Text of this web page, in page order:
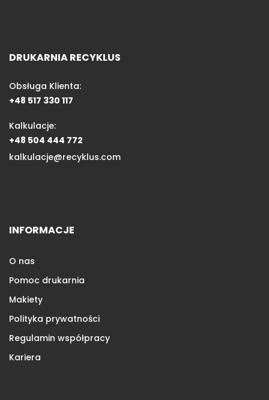
DRUKARNIA RECYKLUS
Obsługa Klienta:
+48 517 330 117
Kalkulacje:
+48 504 444 772
kalkulacje@recyklus.com
INFORMACJE
O nas
Pomoc drukarnia
Makiety
Polityka prywatności
Regulamin współpracy
Kariera